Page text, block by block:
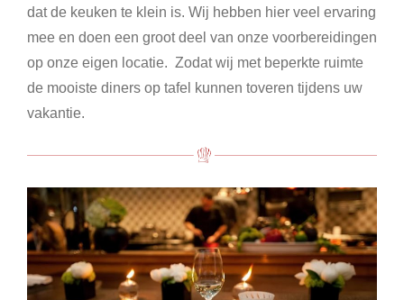
dat de keuken te klein is. Wij hebben hier veel ervaring
mee en doen een groot deel van onze voorbereidingen
op onze eigen locatie. Zodat wij met beperkte ruimte
de mooiste diners op tafel kunnen toveren tijdens uw
vakantie.